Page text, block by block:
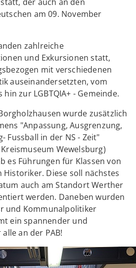
am 09. November
zahlreiche
und Exkursionen statt,
mit verschiedenen
auseinandersetzten, vom
zur LGBTQIA+ - Gemeinde.
wurde zusätzlich
"Anpassung, Ausgrenzung,
Fussball in der NS - Zeit"
Wewelsburg)
es Führungen für Klassen von
Diese soll nächstes
auch am Standort Werther
werden. Daneben wurden
und Kommunalpolitiker
ein spannender und
an der PAB!